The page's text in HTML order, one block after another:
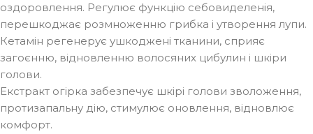
оздоровлення. Регулює функцію себовиделенія,
перешкоджає розмноженню грибка і утворення лупи.
Кетамін регенерує ушкоджені тканини, сприяє
загоєнню, відновленню волосяних цибулин і шкіри
голови.
Екстракт огірка забезпечує шкірі голови зволоження,
протизапальну дію, стимулює оновлення, відновлює
комфорт.